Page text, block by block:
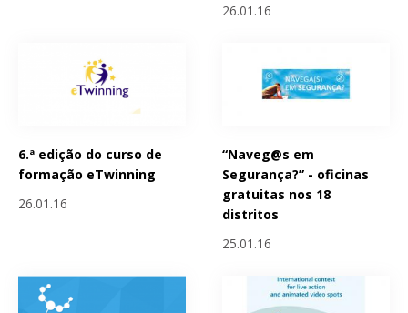
26.01.16
6.ª edição do curso de
formação eTwinning
26.01.16
“Naveg@s em
Segurança?” - oficinas
gratuitas nos 18
distritos
25.01.16